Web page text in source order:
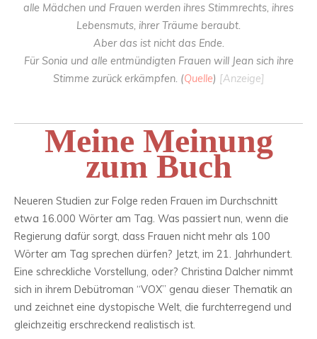
alle Mädchen und Frauen werden ihres Stimmrechts, ihres
Lebensmuts, ihrer Träume beraubt.
Aber das ist nicht das Ende.
Für Sonia und alle entmündigten Frauen will Jean sich ihre
Stimme zurück erkämpfen. (Quelle) [Anzeige]
Meine Meinung
zum Buch
Neueren Studien zur Folge reden Frauen im Durchschnitt
etwa 16.000 Wörter am Tag. Was passiert nun, wenn die
Regierung dafür sorgt, dass Frauen nicht mehr als 100
Wörter am Tag sprechen dürfen? Jetzt, im 21. Jahrhundert.
Eine schreckliche Vorstellung, oder? Christina Dalcher nimmt
sich in ihrem Debütroman “VOX” genau dieser Thematik an
und zeichnet eine dystopische Welt, die furchterregend und
gleichzeitig erschreckend realistisch ist.